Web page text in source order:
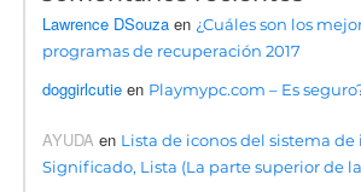
Lawrence DSouza en ¿Cuáles son los
programas de recuperación 2017
doggirlcutie en Playmypc.com – Es
AYUDA en Lista de iconos del sistema de
Significado, Lista (La parte superior de